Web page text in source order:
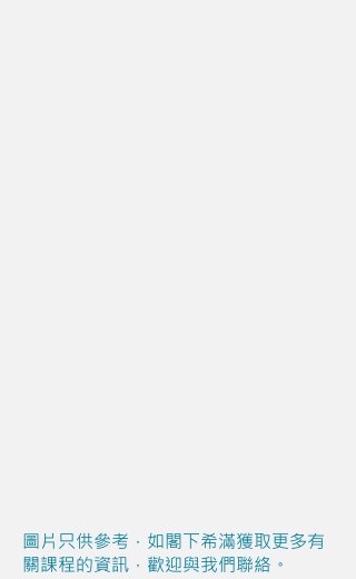
圖片只供參考，如閣下希滿獲取更多有
關課程的資訊，歡迎與我們聯絡。